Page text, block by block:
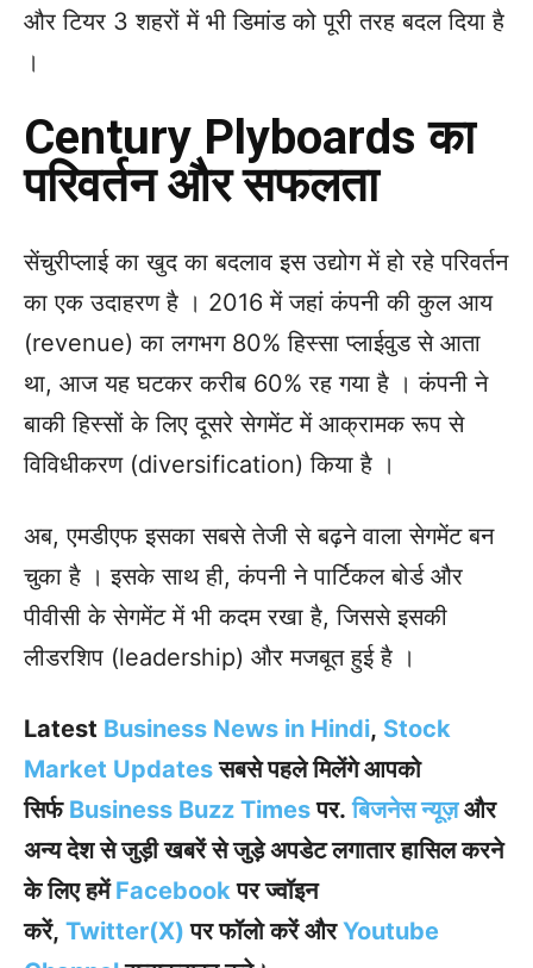
और टियर 3 शहरों में भी डिमांड को पूरी तरह बदल दिया है
।
Century Plyboards का
परिवर्तन और सफलता
सेंचुरीप्लाई का खुद का बदलाव इस उद्योग में हो रहे परिवर्तन
का एक उदाहरण है । 2016 में जहां कंपनी की कुल आय
(revenue) का लगभग 80% हिस्सा प्लाईवुड से आता
था, आज यह घटकर करीब 60% रह गया है । कंपनी ने
बाकी हिस्सों के लिए दूसरे सेगमेंट में आक्रामक रूप से
विविधीकरण (diversification) किया है ।
अब, एमडीएफ इसका सबसे तेजी से बढ़ने वाला सेगमेंट बन
चुका है । इसके साथ ही, कंपनी ने पार्टिकल बोर्ड और
पीवीसी के सेगमेंट में भी कदम रखा है, जिससे इसकी
लीडरशिप (leadership) और मजबूत हुई है ।
Latest Business News in Hindi, Stock
Market Updatesसबसे पहले मिलेंगे आपको
सिर्फ Business Buzz Timesपर.बिजनेस न्यूज़और
अन्य देश से जुड़ी खबरें से जुड़े अपडेट लगातार हासिल करने
के लिए हमेंFacebook पर ज्वॉइन
करें, Twitter(X) पर फॉलो करें औरYoutube